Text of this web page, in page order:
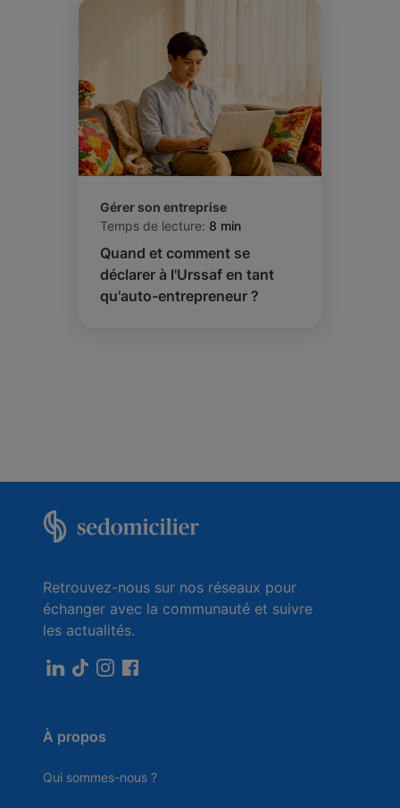
Gérer son entreprise
Temps de lecture: 8 min
Quand et comment se
déclarer à l'Urssaf en tant
qu'auto-entrepreneur ?
Retrouvez-nous sur nos réseaux pour
échanger avec la communauté et suivre
les actualités.
À propos
Qui sommes-nous ?